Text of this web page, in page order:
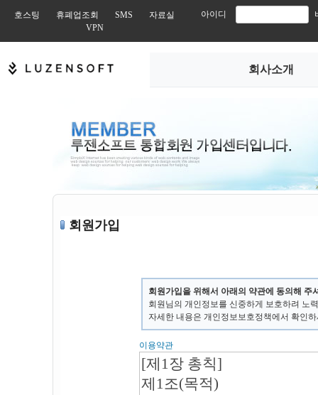
호스팅 휴폐업조회 SMS
자료실
VPN
아이디
회사소개
회원가입
회원가입을 위해서 아래의 약관에 동의해 주
회원님의 개인정보를 신중하게 보호하려 노
자세한 내용은 개인정보보호정책에서 확인
이용약관